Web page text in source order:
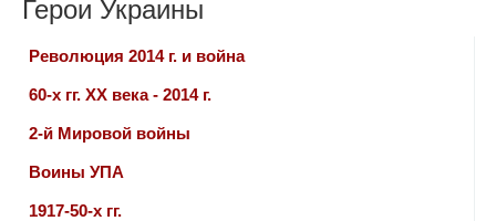
Герои Украины
Революция 2014 г. и война
60-х гг. ХХ века - 2014 г.
2-й Мировой войны
Воины УПА
1917-50-х гг.